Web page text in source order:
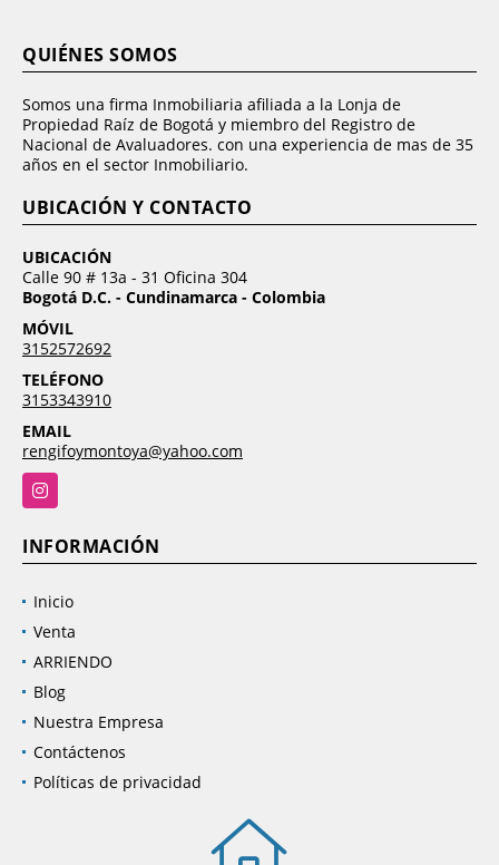
QUIÉNES SOMOS
Somos una firma Inmobiliaria afiliada a la Lonja de
Propiedad Raíz de Bogotá y miembro del Registro de
Nacional de Avaluadores. con una experiencia de mas de 35
años en el sector Inmobiliario.
UBICACIÓN Y CONTACTO
UBICACIÓN
Calle 90 # 13a - 31 Oficina 304
Bogotá D.C. - Cundinamarca - Colombia
MÓVIL
3152572692
TELÉFONO
3153343910
EMAIL
rengifoymontoya@yahoo.com
Instagram
INFORMACIÓN
Inicio
Venta
ARRIENDO
Blog
Nuestra Empresa
Contáctenos
Políticas de privacidad